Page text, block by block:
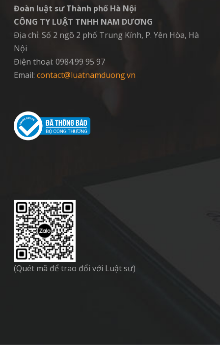
Đoàn luật sư Thành phố Hà Nội
CÔNG TY LUẬT TNHH NAM DƯƠNG
Địa chỉ: Số 2 ngõ 2 phố Trung Kính, P. Yên Hòa, Hà
Nội
Điện thoại: 0984.99 95 97
Email: contact@luatnamduong.vn
(Quét mã để trao đổi với Luật sư)